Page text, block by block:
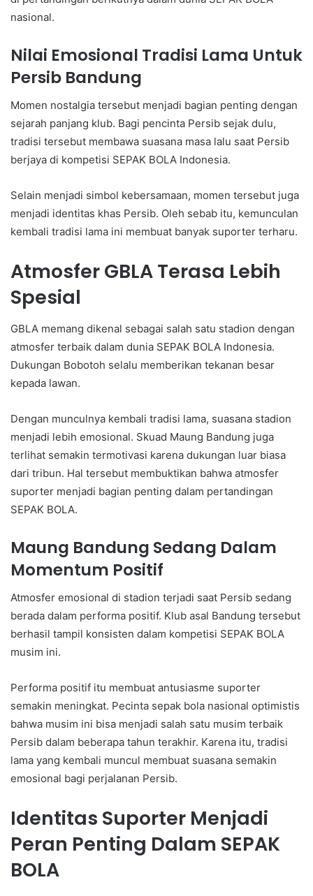
nasional.
Nilai Emosional Tradisi Lama Untuk
Persib Bandung
Momen nostalgia tersebut menjadi bagian penting dengan
sejarah panjang klub. Bagi pencinta Persib sejak dulu,
tradisi tersebut membawa suasana masa lalu saat Persib
berjaya di kompetisi SEPAK BOLA Indonesia.
Selain menjadi simbol kebersamaan, momen tersebut juga
menjadi identitas khas Persib. Oleh sebab itu, kemunculan
kembali tradisi lama ini membuat banyak suporter terharu.
Atmosfer GBLA Terasa Lebih
Spesial
GBLA memang dikenal sebagai salah satu stadion dengan
atmosfer terbaik dalam dunia SEPAK BOLA Indonesia.
Dukungan Bobotoh selalu memberikan tekanan besar
kepada lawan.
Dengan munculnya kembali tradisi lama, suasana stadion
menjadi lebih emosional. Skuad Maung Bandung juga
terlihat semakin termotivasi karena dukungan luar biasa
dari tribun. Hal tersebut membuktikan bahwa atmosfer
suporter menjadi bagian penting dalam pertandingan
SEPAK BOLA.
Maung Bandung Sedang Dalam
Momentum Positif
Atmosfer emosional di stadion terjadi saat Persib sedang
berada dalam performa positif. Klub asal Bandung tersebut
berhasil tampil konsisten dalam kompetisi SEPAK BOLA
musim ini.
Performa positif itu membuat antusiasme suporter
semakin meningkat. Pecinta sepak bola nasional optimistis
bahwa musim ini bisa menjadi salah satu musim terbaik
Persib dalam beberapa tahun terakhir. Karena itu, tradisi
lama yang kembali muncul membuat suasana semakin
emosional bagi perjalanan Persib.
Identitas Suporter Menjadi
Peran Penting Dalam SEPAK
BOLA